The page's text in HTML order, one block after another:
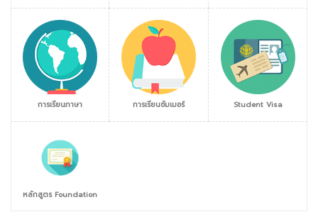
การเรียนภาษา การเรียนซัมเมอร์ Student Visa
หลักสูตร Foundation